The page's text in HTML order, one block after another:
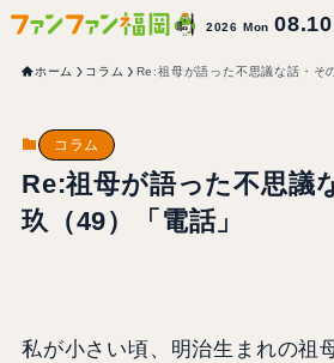
2026 Mon08.10
ホーム コラム Re:祖母が語った不思議な話・そ
コラム
Re:祖母が語った不思議
玖（49）「電話」
私が小さい頃、明治生まれの祖